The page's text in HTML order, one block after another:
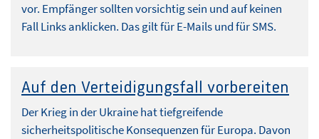
vor. Empfänger sollten vorsichtig sein und auf keinen
Fall Links anklicken. Das gilt für E-Mails und für SMS.
Auf den Verteidigungsfall vorbereiten
Der Krieg in der Ukraine hat tiefgreifende
sicherheitspolitische Konsequenzen für Europa. Davon